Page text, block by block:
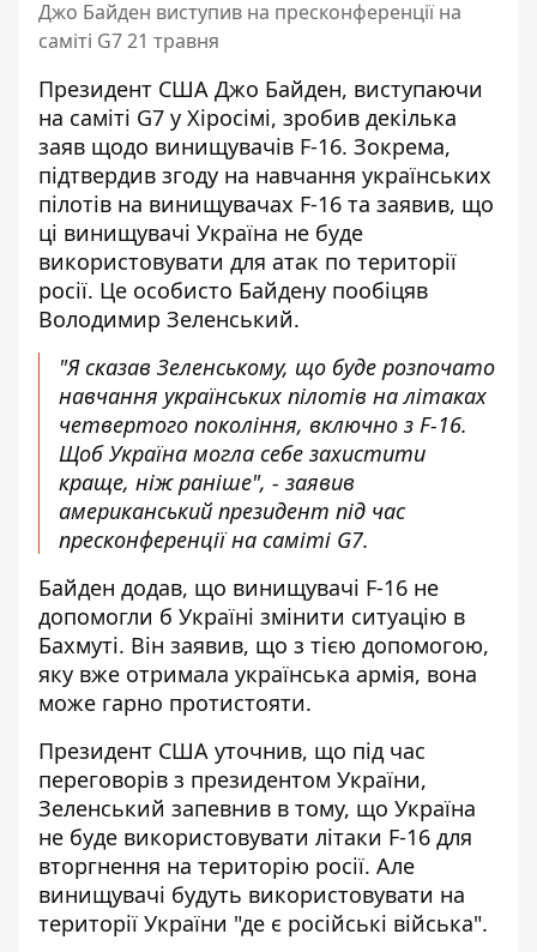
Джо Байден виступив на пресконференції на
саміті G7 21 травня
Президент США Джо Байден, виступаючи
на саміті G7 у Хіросімі, зробив декілька
заяв щодо винищувачів F-16. Зокрема,
підтвердив згоду на навчання українських
пілотів на винищувачах F-16 та заявив, що
ці винищувачі Україна не буде
використовувати для атак по території
росії. Це особисто Байдену пообіцяв
Володимир Зеленський.
"Я сказав Зеленському, що буде розпочато
навчання українських пілотів на літаках
четвертого покоління, включно з F-16.
Щоб Україна могла себе захистити
краще, ніж раніше", - заявив
американський президент під час
пресконференції на саміті G7.
Байден додав, що винищувачі F-16 не
допомогли б Україні змінити ситуацію в
Бахмуті. Він заявив, що з тією допомогою,
яку вже отримала українська армія, вона
може гарно протистояти.
Президент США уточнив, що під час
переговорів з президентом України,
Зеленський запевнив в тому, що Україна
не буде використовувати літаки F-16 для
вторгнення на територію росії. Але
винищувачі будуть використовувати на
території України "де є російські війська".